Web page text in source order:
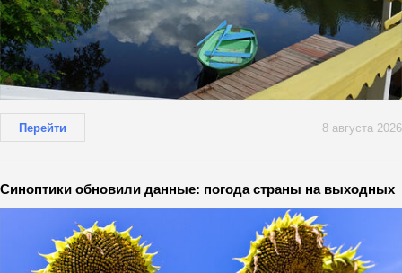
Перейти 8 августа 2026
Синоптики обновили данные: погода страны на выходных